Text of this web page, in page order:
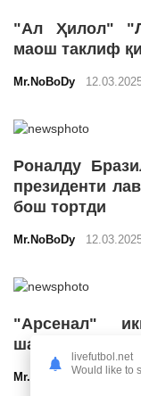
"Ал Ҳилол"
маош таклиф
Mr.NoBoDy
Роналду
президенти
бош тортди
Mr.NoBoDy
"Арсенал"
шартнома
Mr.NoBoDy
livefutbol.net
Would like to